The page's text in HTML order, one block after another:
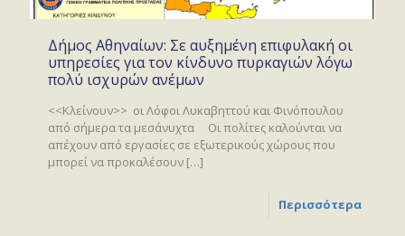
Δήμος Αθηναίων: Σε αυξημένη επιφυλακή οι
υπηρεσίες για τον κίνδυνο πυρκαγιών λόγω
πολύ ισχυρών ανέμων
<<Κλείνουν>> οι Λόφοι Λυκαβηττού και Φινόπουλου
από σήμερα τα μεσάνυχτα Οι πολίτες καλούνται να
απέχουν από εργασίες σε εξωτερικούς χώρους που
μπορεί να προκαλέσουν […]
Περισσότερα